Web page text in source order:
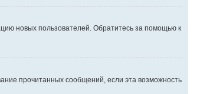
новых пользователей. Обратитесь за помощью к
прочитанных сообщений, если эта возможность